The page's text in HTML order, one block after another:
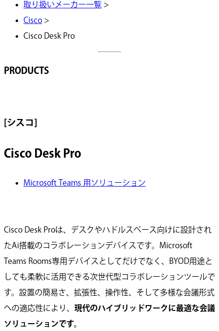
取り扱いメーカー一覧 >
Cisco >
Cisco Desk Pro
PRODUCTS
[シスコ]
Cisco Desk Pro
Microsoft Teams 用ソリューション
Cisco Desk Proは、デスクやハドルスペース向けに設計され
たAi搭載のコラボレーションデバイスです。Microsoft
Teams Rooms専用デバイスとしてだけでなく、BYOD用途と
しても柔軟に活用できる次世代型コラボレーションツールで
す。設置の簡易さ、拡張性、操作性、そして多様な会議形式
への適応性により、 現代のハイブリッドワークに最適な会議
ソリューションです。